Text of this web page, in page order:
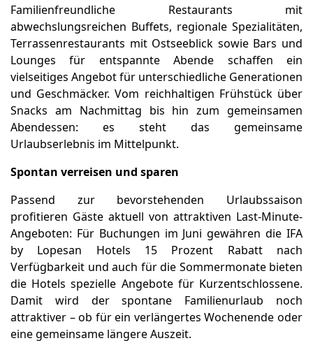
Familienfreundliche Restaurants mit
abwechslungsreichen Buffets, regionale Spezialitäten,
Terrassenrestaurants mit Ostseeblick sowie Bars und
Lounges für entspannte Abende schaffen ein
vielseitiges Angebot für unterschiedliche Generationen
und Geschmäcker. Vom reichhaltigen Frühstück über
Snacks am Nachmittag bis hin zum gemeinsamen
Abendessen: es steht das gemeinsame
Urlaubserlebnis im Mittelpunkt.
Spontan verreisen und sparen
Passend zur bevorstehenden Urlaubssaison
profitieren Gäste aktuell von attraktiven Last-Minute-
Angeboten: Für Buchungen im Juni gewähren die IFA
by Lopesan Hotels 15 Prozent Rabatt nach
Verfügbarkeit und auch für die Sommermonate bieten
die Hotels spezielle Angebote für Kurzentschlossene.
Damit wird der spontane Familienurlaub noch
attraktiver – ob für ein verlängertes Wochenende oder
eine gemeinsame längere Auszeit.